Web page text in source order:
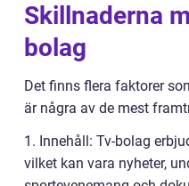
Skillnaderna
bolag
Det finns flera faktorer
är några av de mest
1. Innehåll: Tv-bolag
vilket kan vara nyheter,